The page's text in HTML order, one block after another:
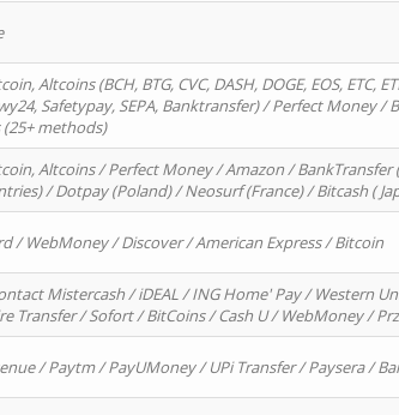
Altcoins (BCH, BTG, CVC, DASH, DOGE, EOS, ETC,
Safetypay, SEPA, Banktransfer) / Perfect Money /
methods)
Altcoins / Perfect Money / Amazon /
/ Dotpay (Poland) / Neosurf (France) / Bitcash (
/ WebMoney / Discover / American Express / Bitcoin
Mistercash / iDEAL / ING Home' Pay / Western
Transfer / Sofort / BitCoins / Cash U / WebMoney /
/ Paytm / PayUMoney / UPi Transfer / Paysera /